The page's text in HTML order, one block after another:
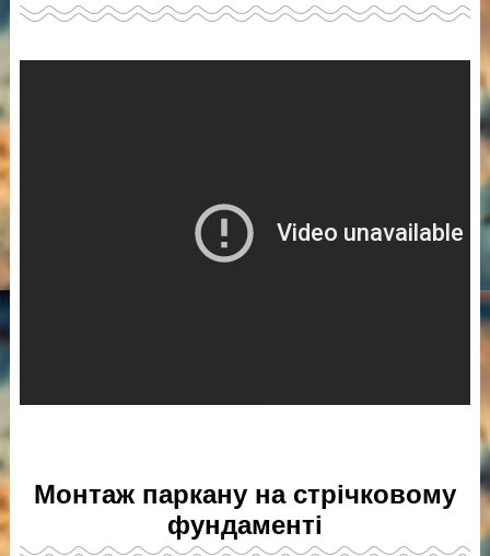
Монтаж паркану на стрічковому
фундаменті